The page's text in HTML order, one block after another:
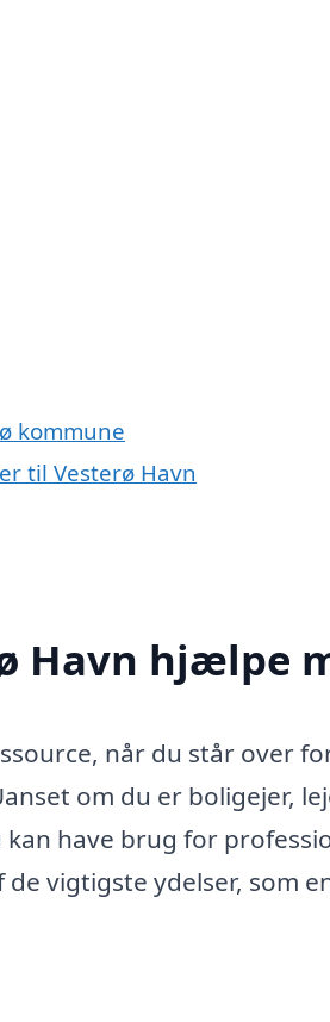
kommune
til Vesterø Havn
Havn hjælpe
når du står over
om du er boligejer,
have brug for
vigtigste ydelser, som